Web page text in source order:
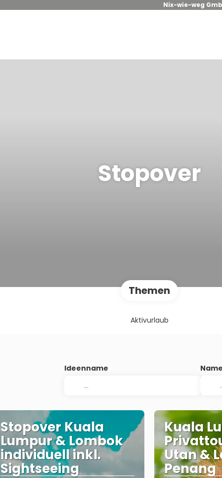
Nix-wie-weg
Stopover
Themen
Aktivurlaub
Ideenname
Stopover Kuala
Lumpur & Lombok
individuell inkl.
Sightseeing
Kuala
Utan &
Penang